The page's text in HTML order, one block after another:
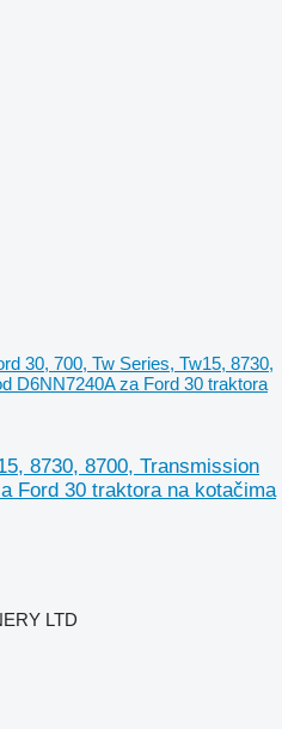
30, 700, Tw Series, Tw15, 8730,
D6NN7240A za Ford 30 traktora
8730, 8700, Transmission
Ford 30 traktora na kotačima
LTD